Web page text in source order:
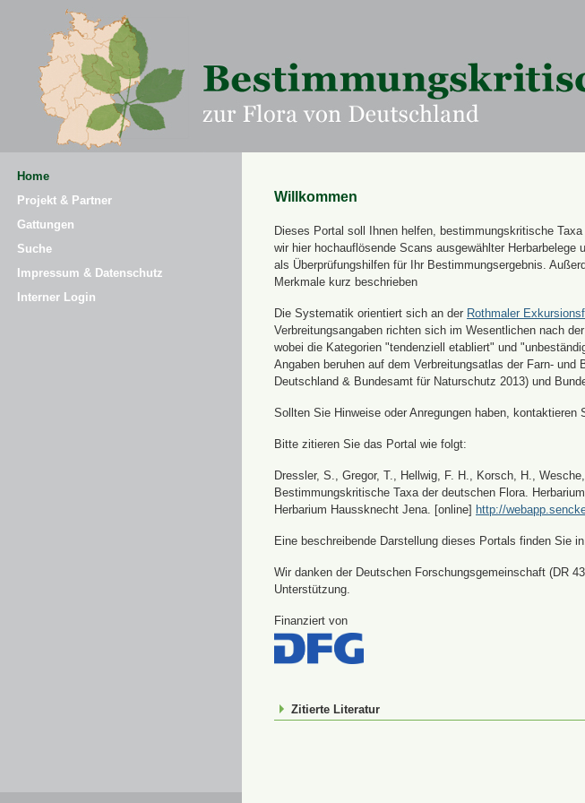
Home
Projekt & Partner
Gattungen
Suche
Impressum & Datenschutz
Interner Login
Willkommen
Dieses Portal soll Ihnen helfen, bestimmungskritische
wir hier hochauflösende Scans ausgewählter
als Überprüfungshilfen für Ihr Bestimmungsergebnis.
Merkmale kurz beschrieben
Die Systematik orientiert sich an der Rothmaler
Verbreitungsangaben richten sich im Wesentlichen nach der
wobei die Kategorien "tendenziell etabliert" und
Angaben beruhen auf dem Verbreitungsatlas der Farn-
Deutschland & Bundesamt für Naturschutz 2013) und
Sollten Sie Hinweise oder Anregungen haben, kontaktieren
Bitte zitieren Sie das Portal wie folgt:
Dressler, S., Gregor, T., Hellwig, F. H., Korsch, H.,
Bestimmungskritische Taxa der deutschen Flora.
Herbarium Haussknecht Jena. [online] http://
Eine beschreibende Darstellung dieses Portals finden Sie
Wir danken der Deutschen Forschungsgemeinschaft (DR
Unterstützung.
Finanziert von
Zitierte Literatur